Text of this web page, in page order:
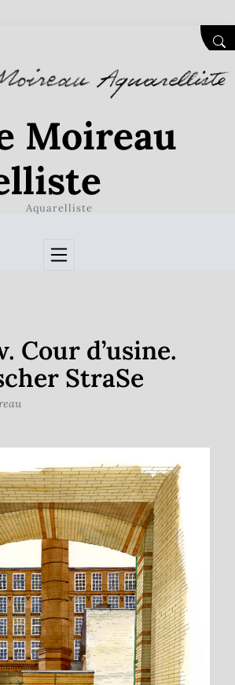
Moireau
Aquarelliste
Cour d’usine.
StraSe